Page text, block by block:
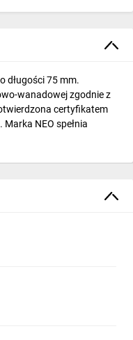
długości 75 mm.
wanadowej zgodnie z
certyfikatem
NEO spełnia